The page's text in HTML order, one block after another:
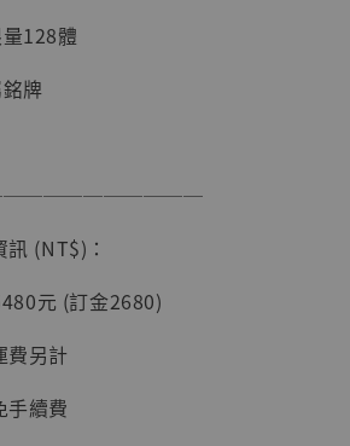
系列蒐藏雕像 布魯
克達摩 [7STARS
Studio]
1,870
128體
牌
(NT$)：
元 (訂金2680)
費另計
手續費